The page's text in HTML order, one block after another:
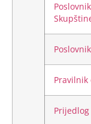
Pravilnik